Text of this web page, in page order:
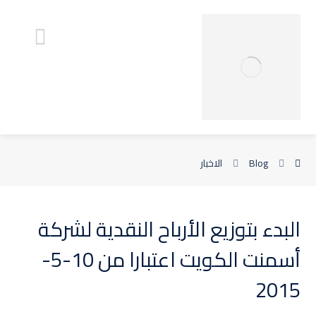
Blog الاخبار
البدء بتوزيع الأرباح النقدية لشركة
أسمنت الكويت اعتبارا من 10-5-
2015